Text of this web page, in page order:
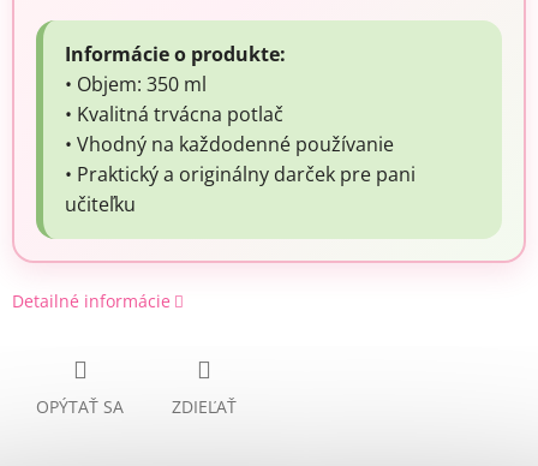
Informácie o produkte:
• Objem: 350 ml
• Kvalitná trvácna potlač
• Vhodný na každodenné používanie
• Praktický a originálny darček pre pani
učiteľku
Detailné informácie
OPÝTAŤ SA ZDIEĽAŤ